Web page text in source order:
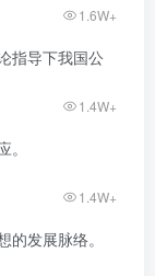
1.6W+
指导下我国公
1.4W+
1.4W+
发展脉络。